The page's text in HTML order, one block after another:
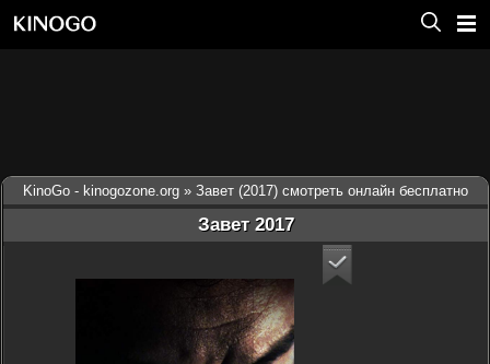
KinoGo - kinogozone.org » Завет (2017) смотреть онлайн бесплатно
Завет 2017